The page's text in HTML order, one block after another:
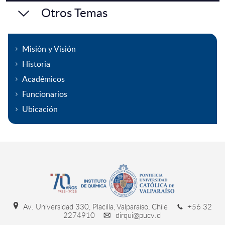
Otros Temas
Misión y Visión
Historia
Académicos
Funcionarios
Ubicación
Av. Universidad 330, Placilla, Valparaiso, Chile
+56 32
2274910
dirqui@pucv.cl